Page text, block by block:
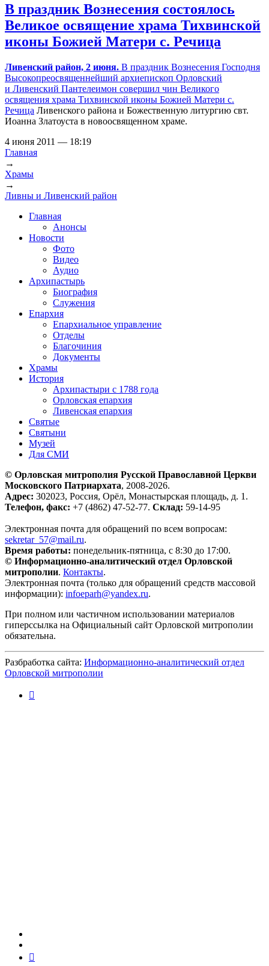
В праздник Вознесения состоялось
Великое освящение храма Тихвинской
иконы Божией Матери с. Речица
Ливенский район, 2 июня. В праздник Вознесения Господня
Высокопреосвященнейший архиепископ Орловский
и Ливенский Пантелеимон совершил чин Великого
освящения храма Тихвинской иконы Божией Матери с.
Речица Ливенского района и Божественную литургию свт.
Иоанна Златоуста в новоосвященном храме.
4 июня 2011 — 18:19
Вы здесь
Главная
→
Храмы
→
Ливны и Ливенский район
Главная
Анонсы
Новости
Фото
Видео
Аудио
Архипастырь
Биография
Служения
Епархия
Епархиальное управление
Отделы
Благочиния
Документы
Храмы
История
Архипастыри с 1788 года
Орловская епархия
Ливенская епархия
Святые
Святыни
Музей
Для СМИ
© Орловская митрополия Русской Православной Церкви
Московского Патриархата, 2008-2026.
Адрес: 302023, Россия, Орёл, Монастырская площадь, д. 1.
Телефон, факс: +7 (4862) 47-52-77. Склад: 59-14-95
Электронная почта для обращений по всем вопросам:
sekretar_57@mail.ru.
Время работы: понедельник-пятница, с 8:30 до 17:00.
© Информационно-аналитический отдел Орловской
митрополии. Контакты.
Электронная почта (только для обращений средств массовой
информации): infoeparh@yandex.ru.
При полном или частичном использовании материалов
гиперссылка на Официальный сайт Орловской митрополии
обязательна.
Разбработка сайта: Информационно-аналитический отдел
Орловской митрополии